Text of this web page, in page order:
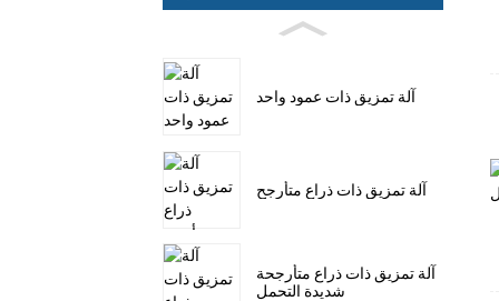
آلة تمزيق ذات عمود واحد
آلة تمزيق ذات ذراع متأرجح
آلة تمزيق ذات ذراع متأرجحة
شديدة التحمل